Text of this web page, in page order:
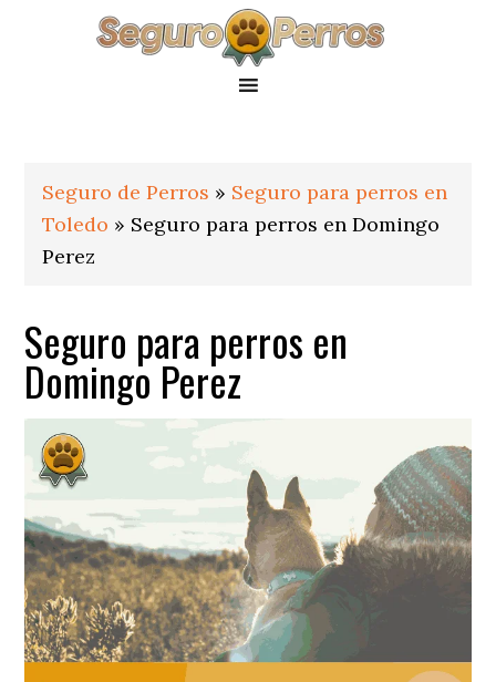
Seguro de Perros » Seguro para perros en
Toledo » Seguro para perros en Domingo
Perez
Seguro para perros en
Domingo Perez